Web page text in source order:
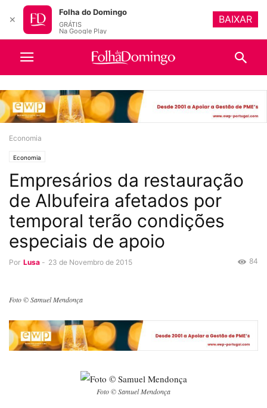
Economia
Economia
Empresários da restauração
de Albufeira afetados por
temporal terão condições
especiais de apoio
Por Lusa - 23 de Novembro de 2015 84
Foto © Samuel Mendonça
Foto © Samuel Mendonça
✕
Folha do Domingo
GRÁTIS
Na Google Play
BAIXAR